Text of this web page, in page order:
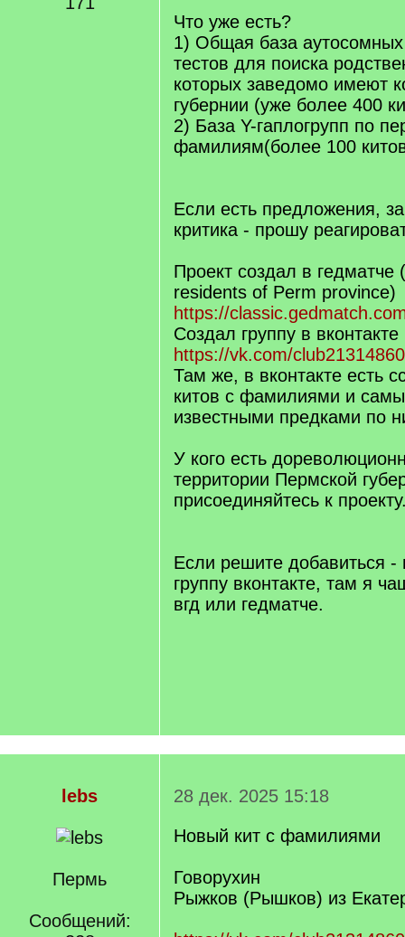
Что уже есть?
1) Общая база аутосомных
тестов для поиска
которых заведомо имеют
губернии (уже более 400
2) База Y-гаплогрупп по
фамилиям(более 100
Если есть предложения,
критика - прошу
Проект создал в гедматче
residents of Perm province)
https://
Создал группу в вконтакте
https://vk.com/
Там же, в вконтакте есть
китов с фамилиями и
известными предками по
У кого есть
территории Пермской
присоединяйтесь к
Если решите добавиться
группу вконтакте, там я
вгд или гедматче.
lebs
Пермь
Сообщений:
28 дек. 2025 15:18
Новый кит с фамилиями
Говорухин
Рыжков (Рышков) из